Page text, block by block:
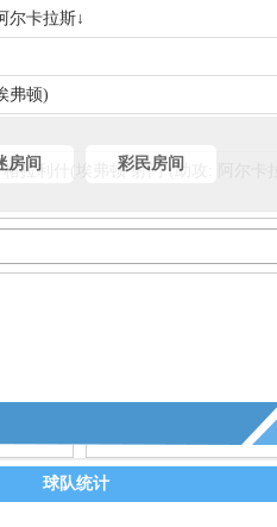
尔卡拉斯↓
弗顿)
格拉利什(埃弗顿 射门 (助攻: 阿尔卡拉
房间 彩民房间
球队统计